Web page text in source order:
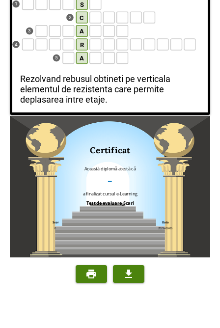
1 S
2 C
3 A
4 R
5 A
Rezolvand rebusul obtineti pe verticala
elementul de rezistenta care permite
deplasarea intre etaje.
Certificat
Această diplomă atestă că
–
a finalizat cursul e-Learning
Test de evaluare_Scari
Scor
0
Data
2026-08-06